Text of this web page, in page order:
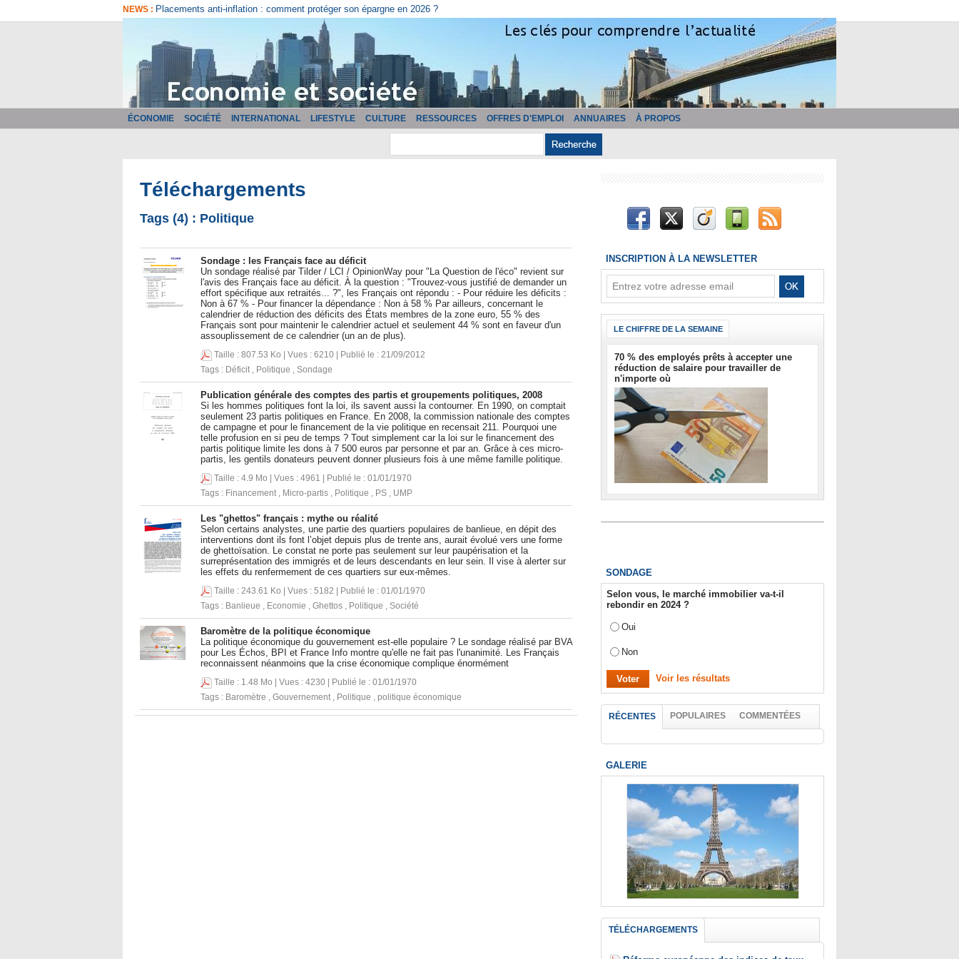
NEWS : Placements anti-inflation : comment protéger son épargne en 2026 ?
ÉCONOMIE SOCIÉTÉ INTERNATIONAL LIFESTYLE CULTURE RESSOURCES OFFRES D'EMPLOI ANNUAIRES À PROPOS
Téléchargements
Tags (4) : Politique
Sondage : les Français face au déficit
Un sondage réalisé par Tilder / LCI / OpinionWay pour "La Question de l'éco" revient sur
l'avis des Français face au déficit. À la question : "Trouvez-vous justifié de demander un
effort spécifique aux retraités... ?", les Français ont répondu : - Pour réduire les déficits :
Non à 67 % - Pour financer la dépendance : Non à 58 % Par ailleurs, concernant le
calendrier de réduction des déficits des États membres de la zone euro, 55 % des
Français sont pour maintenir le calendrier actuel et seulement 44 % sont en faveur d'un
assouplissement de ce calendrier (un an de plus).
Taille : 807.53 Ko | Vues : 6210 | Publié le : 21/09/2012
Tags : Déficit , Politique , Sondage
Publication générale des comptes des partis et groupements politiques, 2008
Si les hommes politiques font la loi, ils savent aussi la contourner. En 1990, on comptait
seulement 23 partis politiques en France. En 2008, la commission nationale des comptes
de campagne et pour le financement de la vie politique en recensait 211. Pourquoi une
telle profusion en si peu de temps ? Tout simplement car la loi sur le financement des
partis politique limite les dons à 7 500 euros par personne et par an. Grâce à ces micro-
partis, les gentils donateurs peuvent donner plusieurs fois à une même famille politique.
Taille : 4.9 Mo | Vues : 4961 | Publié le : 01/01/1970
Tags : Financement , Micro-partis , Politique , PS , UMP
Les "ghettos" français : mythe ou réalité
Selon certains analystes, une partie des quartiers populaires de banlieue, en dépit des
interventions dont ils font l’objet depuis plus de trente ans, aurait évolué vers une forme
de ghettoïsation. Le constat ne porte pas seulement sur leur paupérisation et la
surreprésentation des immigrés et de leurs descendants en leur sein. Il vise à alerter sur
les effets du renfermement de ces quartiers sur eux-mêmes.
Taille : 243.61 Ko | Vues : 5182 | Publié le : 01/01/1970
Tags : Banlieue , Economie , Ghettos , Politique , Société
Baromètre de la politique économique
La politique économique du gouvernement est-elle populaire ? Le sondage réalisé par BVA
pour Les Échos, BPI et France Info montre qu'elle ne fait pas l'unanimité. Les Français
reconnaissent néanmoins que la crise économique complique énormément
Taille : 1.48 Mo | Vues : 4230 | Publié le : 01/01/1970
Tags : Baromètre , Gouvernement , Politique , politique économique
INSCRIPTION À LA NEWSLETTER
LE CHIFFRE DE LA SEMAINE
70 % des employés prêts à accepter une
réduction de salaire pour travailler de
n'importe où
SONDAGE
Selon vous, le marché immobilier va-t-il
rebondir en 2024 ?
Oui
Non
Voir les résultats
RÉCENTES POPULAIRES COMMENTÉES
GALERIE
TÉLÉCHARGEMENTS